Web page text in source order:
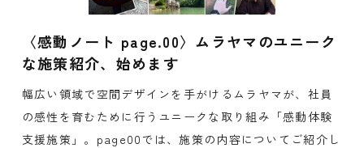
〈感動ノート page.00〉ムラヤマのユニーク
な施策紹介、始めます
幅広い領域で空間デザインを手がけるムラヤマが、社員
の感性を育むために行うユニークな取り組み「感動体験
支援施策」。page00では、施策の内容についてご紹介し